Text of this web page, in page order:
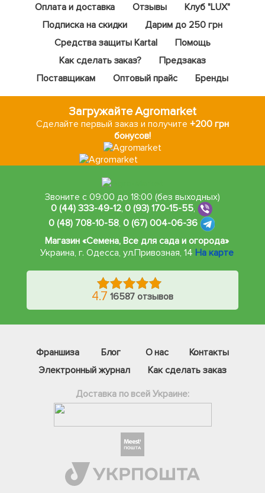
Оплата и доставка
Отзывы
Клуб "LUX"
Подписка на скидки
Дарим до 250 грн
Средства защиты Kartal
Помощь
Как сделать заказ?
Предзаказ
Поставщикам
Оптовый прайс Бренды
Загружайте Agromarket
Сделайте первый заказ и получите +200 грн
бонусов!
Звоните с 09:00 до 18:00 (без выходных)
0 (44) 333-49-12,0 (93) 170-15-55,
0 (48) 708-10-58, 0 (67) 004-06-36
Магазин «Семена, Все для сада и огорода»
Украина, г. Одесса, ул.Привозная, 14 На карте
4.7 16587 отзывов
Франшиза Блог О нас
Контакты
Электронный журнал
Как сделать заказ
Доставка по всей Украине:
Телеграм